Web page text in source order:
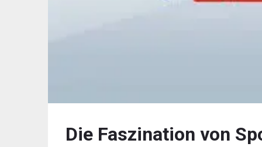
Die Faszination von